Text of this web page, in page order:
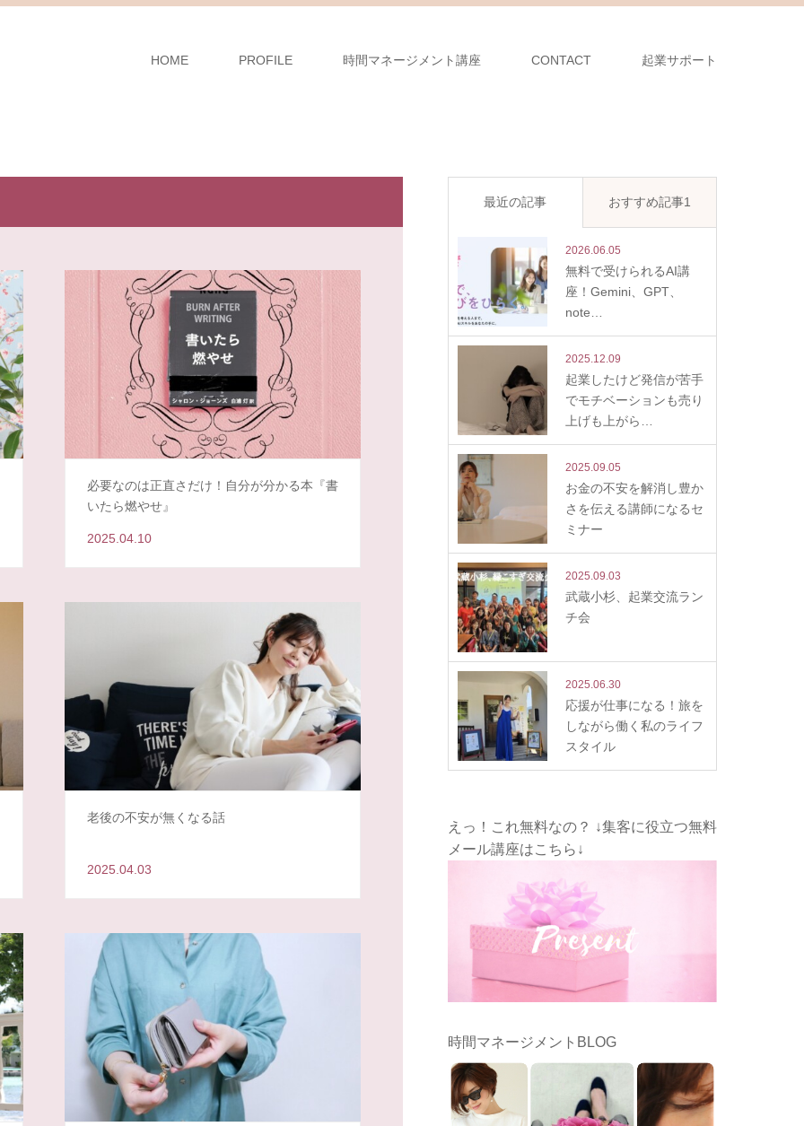
HOME PROFILE 時間マネージメント講座 CONTACT 起業サポート
必要なのは正直さだけ！自分が分かる本『書
いたら燃やせ』
2025.04.10
老後の不安が無くなる話
2025.04.03
最近の記事 おすすめ記事1
2026.06.05
無料で受けられるAI講
座！Gemini、GPT、
note…
2025.12.09
起業したけど発信が苦手
でモチベーションも売り
上げも上がら…
2025.09.05
お金の不安を解消し豊か
さを伝える講師になるセ
ミナー
2025.09.03
武蔵小杉、起業交流ラン
チ会
2025.06.30
応援が仕事になる！旅を
しながら働く私のライフ
スタイル
えっ！これ無料なの？ ↓集客に役立つ無料
メール講座はこちら↓
時間マネージメントBLOG